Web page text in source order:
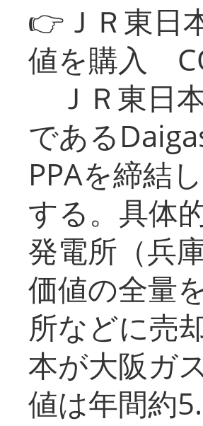
👉ＪＲ東日
値を購入
ＪＲ東日
である
PPAを締結
する。具体
発電所（兵
価値の全量
所などに売
本が大阪ガ
値は年間約